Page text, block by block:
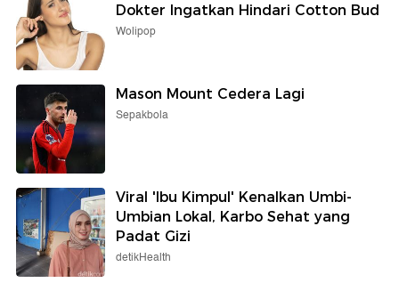
Dokter Ingatkan Hindari Cotton Bud
Wolipop
Mason Mount Cedera Lagi
Sepakbola
Viral 'Ibu Kimpul' Kenalkan Umbi-
Umbian Lokal, Karbo Sehat yang
Padat Gizi
detikHealth